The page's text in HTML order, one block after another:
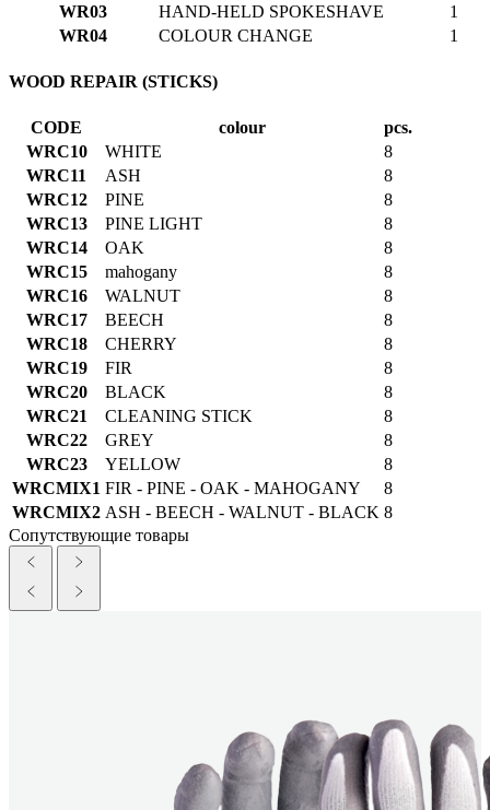
WR03
HAND-HELD SPOKESHAVE
1
WR04
COLOUR CHANGE 1
WOOD REPAIR (STICKS)
CODE colour
pcs.
WRC10
WHITE
8
WRC11
ASH
8
WRC12
PINE
8
WRC13
PINE LIGHT
8
WRC14
OAK
8
WRC15
mahogany
8
WRC16
WALNUT
8
WRC17
BEECH
8
WRC18
CHERRY
8
WRC19
FIR
8
WRC20
BLACK
8
WRC21
CLEANING STICK
8
WRC22
GREY
8
WRC23
YELLOW
8
WRCMIX1 FIR - PINE - OAK - MAHOGANY
8
WRCMIX2 ASH - BEECH - WALNUT - BLACK 8
Сопутствующие товары